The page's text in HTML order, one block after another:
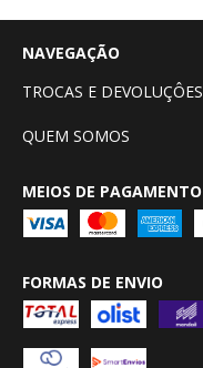
NAVEGAÇÃO
TROCAS E DEVOLUÇÔES
QUEM SOMOS
MEIOS DE PAGAMENTO
FORMAS DE ENVIO